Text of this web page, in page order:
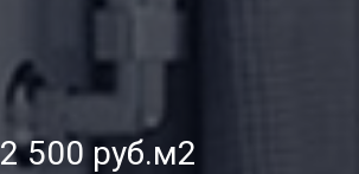
2 500 руб.м2